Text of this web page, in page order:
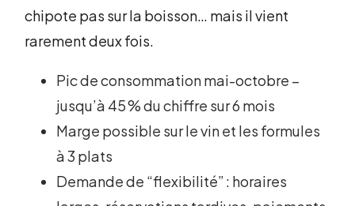
chipote pas sur la boisson… mais il vient
rarement deux fois.
Pic de consommation mai-octobre –
jusqu’à 45 % du chiffre sur 6 mois
Marge possible sur le vin et les formules
à 3 plats
Demande de “flexibilité” : horaires